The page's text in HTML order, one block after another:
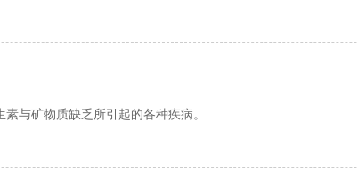
与矿物质缺乏所引起的各种疾病。